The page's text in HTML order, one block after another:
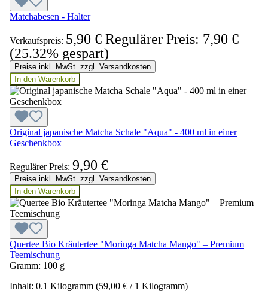
Matchabesen - Halter
Verkaufspreis: 5,90 € Regulärer Preis: 7,90 €
(25.32% gespart)
Preise inkl. MwSt. zzgl. Versandkosten
In den Warenkorb
Original japanische Matcha Schale "Aqua" - 400 ml in einer
Geschenkbox
Regulärer Preis: 9,90 €
Preise inkl. MwSt. zzgl. Versandkosten
In den Warenkorb
Quertee Bio Kräutertee "Moringa Matcha Mango" – Premium
Teemischung
Gramm: 100 g
Inhalt: 0.1 Kilogramm (59,00 € / 1 Kilogramm)